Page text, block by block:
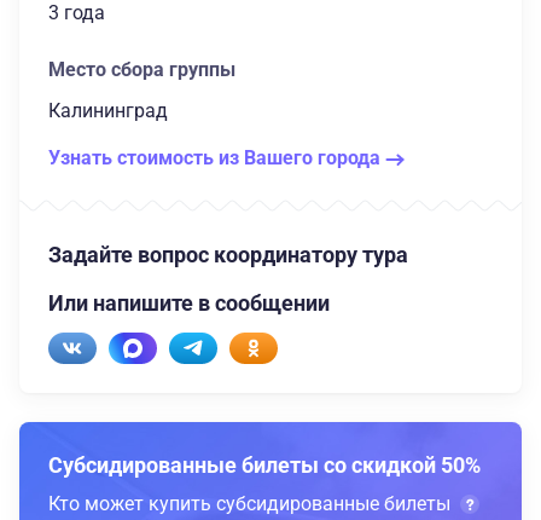
3 года
Место сбора группы
Калининград
Узнать стоимость из Вашего города
Задайте вопрос координатору тура
Или напишите в сообщении
Субсидированные билеты со скидкой 50%
Кто может купить субсидированные билеты